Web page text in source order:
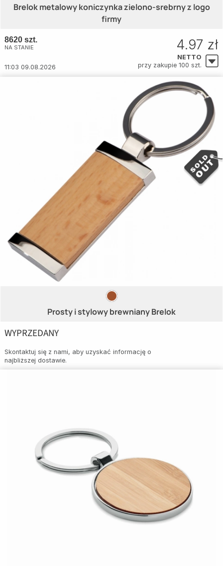
Brelok metalowy koniczynka zielono-srebrny z logo
firmy
8620 szt.
NA STANIE
11:03 09.08.2026
4.97 zł
NETTO
przy zakupie 100 szt.
Prosty i stylowy brewniany Brelok
WYPRZEDANY
Skontaktuj się z nami, aby uzyskać informację o
najbliższej dostawie.